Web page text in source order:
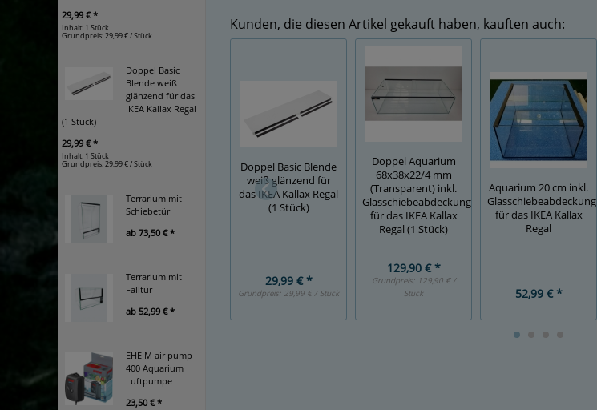
29,99 € *
Inhalt: 1 Stück
Grundpreis:29,99 € / Stück
Doppel Basic
Blende weiß
glänzend für das
IKEA Kallax Regal
(1 Stück)
29,99 € *
Inhalt: 1 Stück
Grundpreis:29,99 € / Stück
Terrarium mit
Schiebetür
ab 73,50 € *
Terrarium mit
Falltür
ab 52,99 € *
EHEIM air pump
400 Aquarium
Luftpumpe
23,50 € *
Kunden, die diesen Artikel gekauft haben, kauften auch:
Doppel Basic Blende
weiß glänzend für
das IKEA Kallax Regal
(1 Stück)
29,99 € *
Grundpreis: 29,99 € / Stück
Doppel Aquarium
68x38x22/4 mm
(Transparent) inkl.
Glasschiebeabdeckung
für das IKEA Kallax
Regal (1 Stück)
129,90 € *
Grundpreis: 129,90 € /
Stück
Aquarium 20 cm inkl.
Glasschiebeabdeckung
für das IKEA Kallax
Regal
52,99 € *